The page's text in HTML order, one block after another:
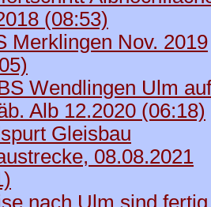
(08:53)
Merklingen Nov. 2019
Wendlingen Ulm
Alb 12.2020 (06:18)
Gleisbau
08.08.2021